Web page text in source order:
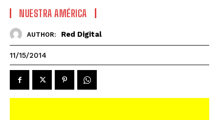
NUESTRA AMÉRICA
AUTHOR: Red Digital
11/15/2014